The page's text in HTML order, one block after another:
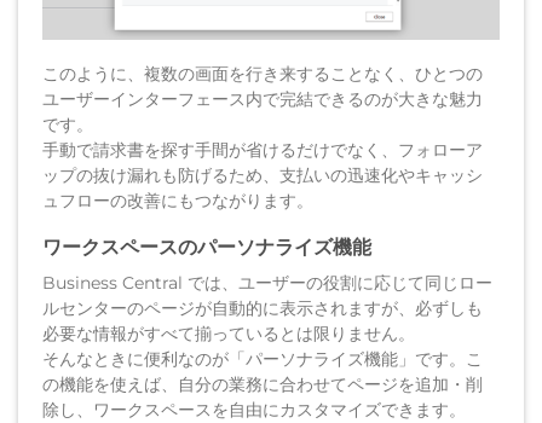
このように、複数の画面を行き来することなく、ひとつの
ユーザーインターフェース内で完結できるのが大きな魅力
です。
手動で請求書を探す手間が省けるだけでなく、フォローア
ップの抜け漏れも防げるため、支払いの迅速化やキャッシ
ュフローの改善にもつながります。
ワークスペースのパーソナライズ機能
Business Central では、ユーザーの役割に応じて同じロー
ルセンターのページが自動的に表示されますが、必ずしも
必要な情報がすべて揃っているとは限りません。
そんなときに便利なのが「パーソナライズ機能」です。こ
の機能を使えば、自分の業務に合わせてページを追加・削
除し、ワークスペースを自由にカスタマイズできます。